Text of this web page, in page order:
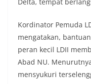
Kordinator Pemuda
mengatakan,
peran kecil LDII
Abad NU.
mensyukuri